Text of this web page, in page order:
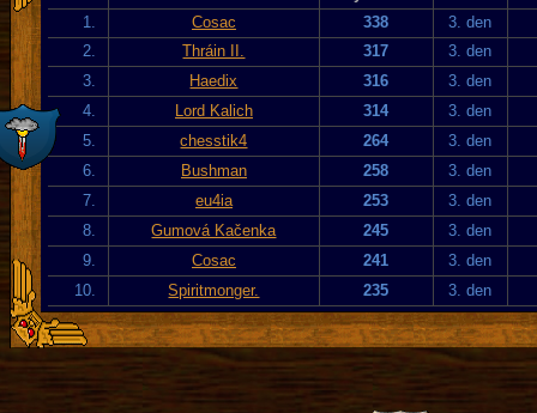
1.
Cosac 338
3. den
2.
Thráin II. 317
3. den
3.
Haedix 316
3. den
4.
Lord Kalich 314
3. den
5.
chesstik4 264
3. den
6.
Bushman 258
3. den
7.
eu4ia 253
3. den
8.
Gumová Kačenka 245
3. den
9.
Cosac 241
3. den
10.
Spiritmonger. 235 3. den